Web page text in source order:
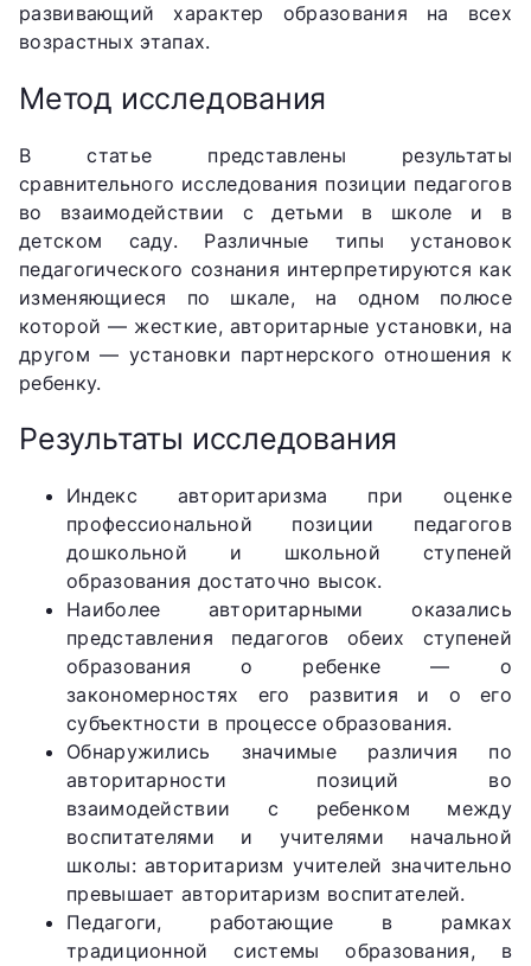
развивающий характер образования на всех
возрастных этапах.
Метод исследования
В статье представлены результаты
сравнительного исследования позиции педагогов
во взаимодействии с детьми в школе и в
детском саду. Различные типы установок
педагогического сознания интерпретируются как
изменяющиеся по шкале, на одном полюсе
которой — жесткие, авторитарные установки, на
другом — установки партнерского отношения к
ребенку.
Результаты исследования
Индекс авторитаризма при оценке
профессиональной позиции педагогов
дошкольной и школьной ступеней
образования достаточно высок.
Наиболее авторитарными оказались
представления педагогов обеих ступеней
образования о ребенке — о
закономерностях его развития и о его
субъектности в процессе образования.
Обнаружились значимые различия по
авторитарности позиций во
взаимодействии с ребенком между
воспитателями и учителями начальной
школы: авторитаризм учителей значительно
превышает авторитаризм воспитателей.
Педагоги, работающие в рамках
традиционной системы образования, в